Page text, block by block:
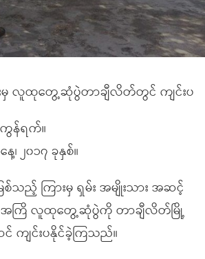
မှ လူထုတွေ့ဆုံပွဲတာချီလိတ်တွင် ကျင်းပ
န်ရက်။
၂၀၁၇ ခုနှစ်။
သည့် ကြားမှ ရှမ်း အမျိုးသား အဆင့်
ပွဲအကြိ လူထုတွေ့ဆုံပွဲကို တာချီလိတ်မြို့
ကျင်းပနိုင်ခဲ့ကြသည်။